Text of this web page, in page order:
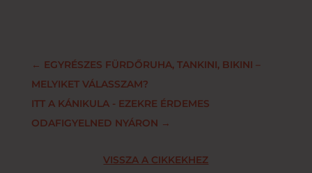
← EGYRÉSZES FÜRDŐRUHA, TANKINI, BIKINI –
MELYIKET VÁLASSZAM?
ITT A KÁNIKULA - EZEKRE ÉRDEMES
ODAFIGYELNED NYÁRON →
VISSZA A CIKKEKHEZ